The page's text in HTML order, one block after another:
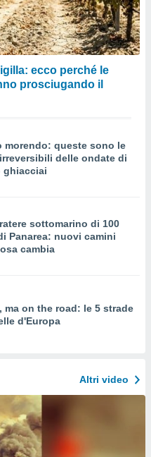
ecco perché le
prosciugando il
morendo: queste sono le
delle ondate di
ghiacciai
sottomarino di 100
Panarea: nuovi camini
cambia
ma on the road: le 5 strade
d'Europa
Altri video